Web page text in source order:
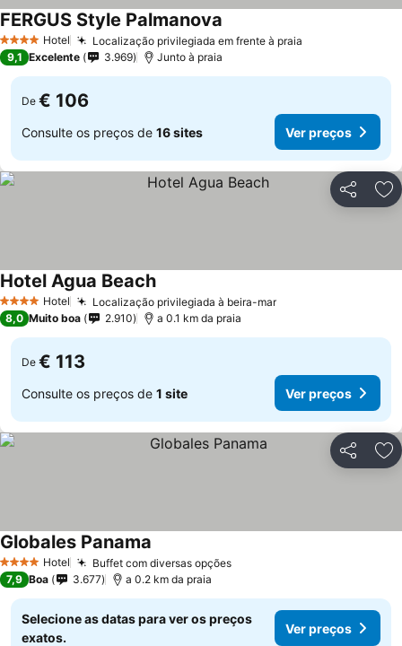
4 EstrelasHotel Localização privilegiada em frente à praia
FERGUS Style Palmanova
9,1 Excelente 3.969 Junto à praia
De € 106
Consulte os preços de 16 sites Ver preços
Partilhar
4 EstrelasHotel Localização privilegiada à beira-mar
Hotel Agua Beach
8,0 Muito boa 2.910 a 0.1 km da praia
De € 113
Consulte os preços de 1 site Ver preços
Partilhar
4 EstrelasHotel Buffet com diversas opções
Globales Panama
7,9 Boa 3.677 a 0.2 km da praia
Selecione as datas para ver os preços
exatos.
Ver preços